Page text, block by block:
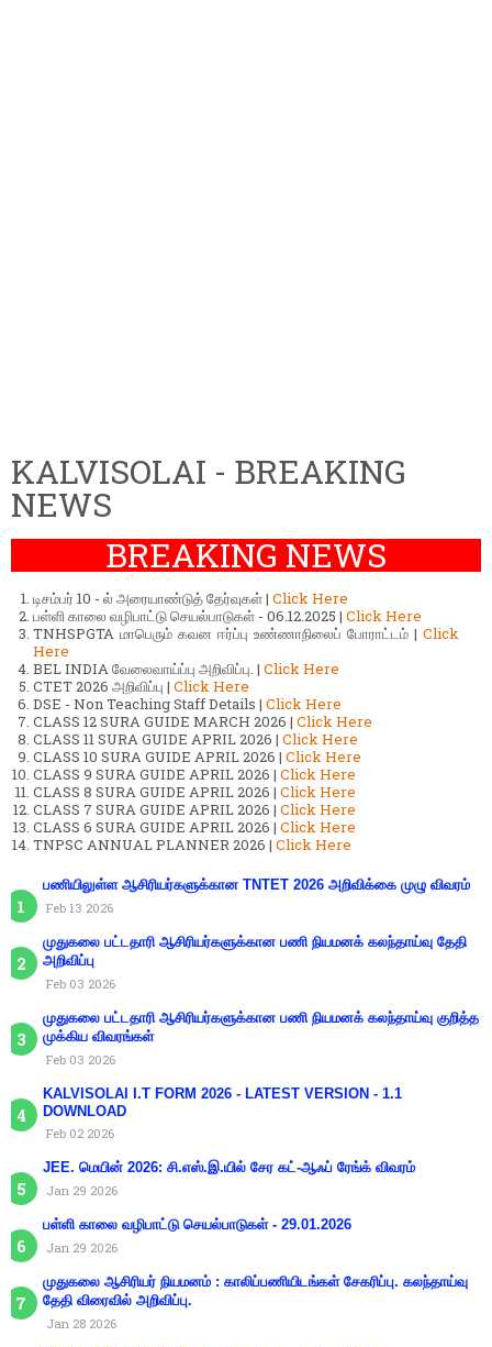
KALVISOLAI - BREAKING
NEWS
BREAKING NEWS
டிசம்பர் 10 - ல் அரையாண்டுத் தேர்வுகள் | Click Here
பள்ளி காலை வழிபாட்டு செயல்பாடுகள் - 06.12.2025 | Click Here
TNHSPGTA மாபெரும் கவன ஈர்ப்பு உண்ணாநிலைப் போராட்டம் | Click
Here
BEL INDIA வேலைவாய்ப்பு அறிவிப்பு. | Click Here
CTET 2026 அறிவிப்பு | Click Here
DSE - Non Teaching Staff Details | Click Here
CLASS 12 SURA GUIDE MARCH 2026 | Click Here
CLASS 11 SURA GUIDE APRIL 2026 | Click Here
CLASS 10 SURA GUIDE APRIL 2026 | Click Here
CLASS 9 SURA GUIDE APRIL 2026 | Click Here
CLASS 8 SURA GUIDE APRIL 2026 | Click Here
CLASS 7 SURA GUIDE APRIL 2026 | Click Here
CLASS 6 SURA GUIDE APRIL 2026 | Click Here
TNPSC ANNUAL PLANNER 2026 | Click Here
பணியிலுள்ள ஆசிரியர்களுக்கான TNTET 2026 அறிவிக்கை முழு விவரம்
Feb 13 2026
முதுகலை பட்டதாரி ஆசிரியர்களுக்கான பணி நியமனக் கலந்தாய்வு தேதி
அறிவிப்பு
Feb 03 2026
முதுகலை பட்டதாரி ஆசிரியர்களுக்கான பணி நியமனக் கலந்தாய்வு குறித்த
முக்கிய விவரங்கள்
Feb 03 2026
KALVISOLAI I.T FORM 2026 - LATEST VERSION - 1.1
DOWNLOAD
Feb 02 2026
JEE. மெயின் 2026: சி.எஸ்.இ.யில் சேர கட்-ஆஃப் ரேங்க் விவரம்
Jan 29 2026
பள்ளி காலை வழிபாட்டு செயல்பாடுகள் - 29.01.2026
Jan 29 2026
முதுகலை ஆசிரியர் நியமனம் : காலிப்பணியிடங்கள் சேகரிப்பு. கலந்தாய்வு
தேதி விரைவில் அறிவிப்பு.
Jan 28 2026